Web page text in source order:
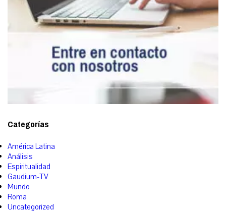
Categorías
América Latina
Análisis
Espiritualidad
Gaudium-TV
Mundo
Roma
Uncategorized